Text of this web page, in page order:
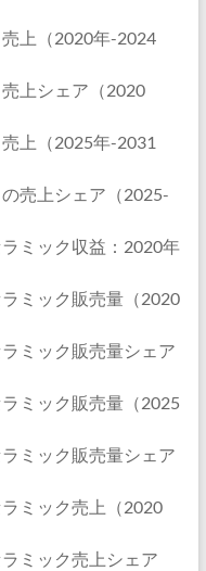
上（2020年-2024
上シェア（2020
上（2025年-2031
売上シェア（2025-
ミック収益：2020年
ミック販売量（2020
ミック販売量シェア
ミック販売量（2025
ミック販売量シェア
ミック売上（2020
ミック売上シェア